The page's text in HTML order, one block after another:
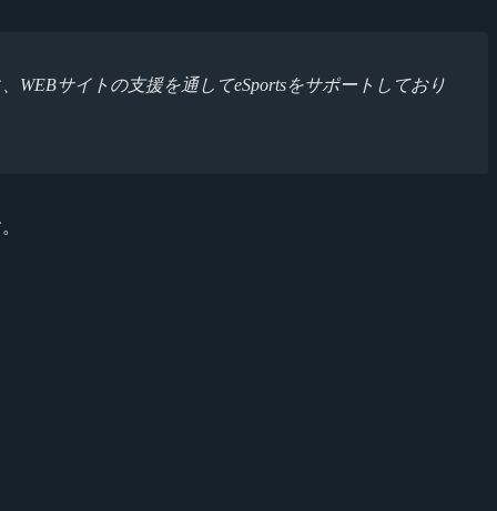
WEBサイトの支援を通してeSportsをサポートしており